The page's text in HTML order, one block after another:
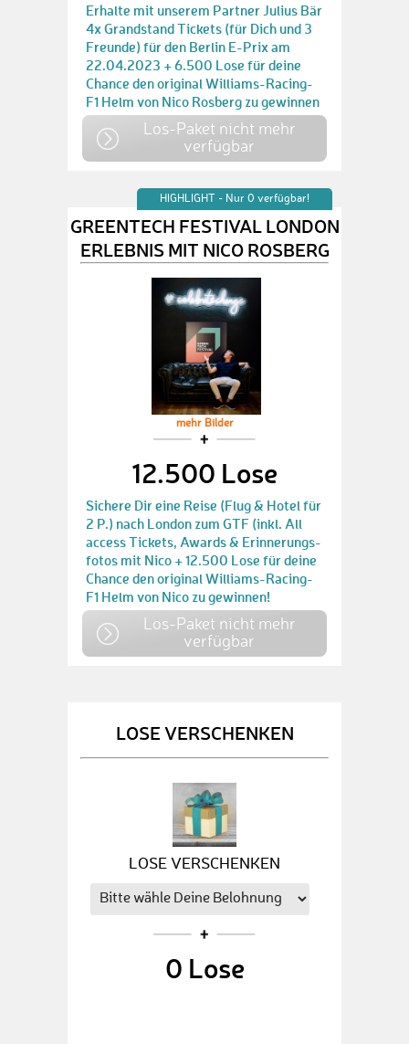
Erhalte mit unserem Partner Julius Bär
4x Grandstand Tickets (für Dich und 3
Freunde) für den Berlin E-Prix am
22.04.2023 + 6.500 Lose für deine
Chance den original Williams-Racing-
F1 Helm von Nico Rosberg zu gewinnen
Los-Paket nicht mehr
verfügbar
HIGHLIGHT - Nur 0 verfügbar!
GREENTECH FESTIVAL LONDON
ERLEBNIS MIT NICO ROSBERG
mehr Bilder
12.500 Lose
Sichere Dir eine Reise (Flug & Hotel für
2 P.) nach London zum GTF (inkl. All
access Tickets, Awards & Erinnerungs-
fotos mit Nico + 12.500 Lose für deine
Chance den original Williams-Racing-
F1 Helm von Nico zu gewinnen!
Los-Paket nicht mehr
verfügbar
LOSE VERSCHENKEN
LOSE VERSCHENKEN
0 Lose